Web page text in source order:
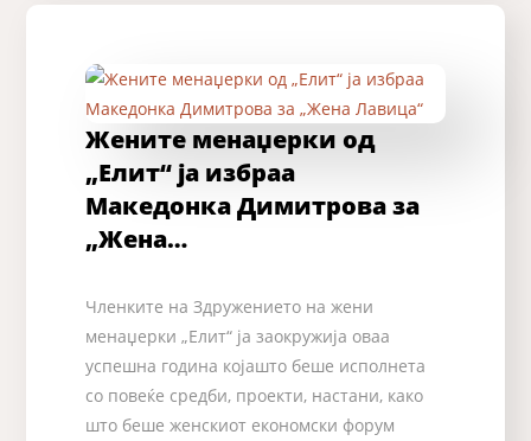
Жените менаџерки од
„Елит“ ја избраа
Македонка Димитрова за
„Жена…
Членките на Здружението на жени
менаџерки „Елит“ ја заокружија оваа
успешна година којашто беше исполнета
со повеќе средби, проекти, настани, како
што беше женскиот економски форум